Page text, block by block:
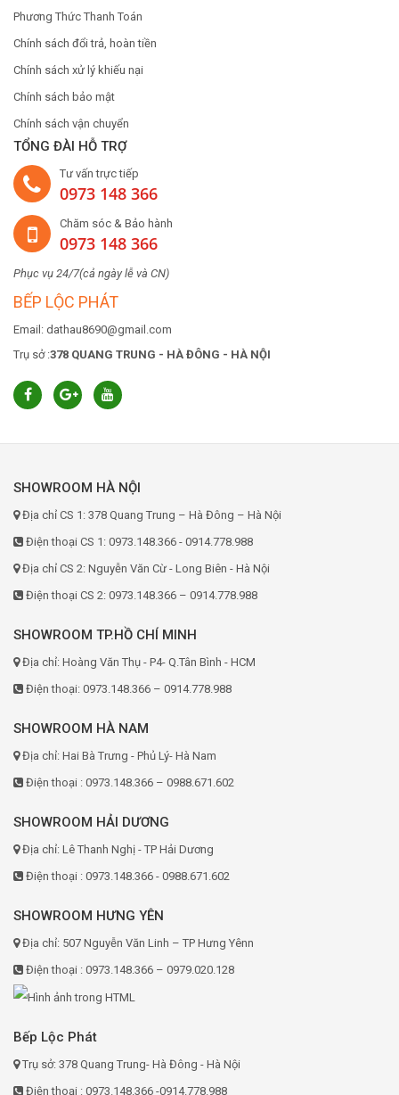
Phương Thức Thanh Toán
Chính sách đổi trả, hoàn tiền
Chính sách xử lý khiếu nại
Chính sách bảo mật
Chính sách vận chuyển
TỔNG ĐÀI HỖ TRỢ
Tư vấn trực tiếp
0973 148 366
Chăm sóc & Bảo hành
0973 148 366
Phục vụ 24/7(cả ngày lễ và CN)
BẾP LỘC PHÁT
Email: dathau8690@gmail.com
Trụ sở :378 QUANG TRUNG - HÀ ĐÔNG - HÀ NỘI
SHOWROOM HÀ NỘI
Địa chỉ CS 1: 378 Quang Trung – Hà Đông – Hà Nội
Điện thoại CS 1: 0973.148.366 - 0914.778.988
Địa chỉ CS 2: Nguyễn Văn Cừ - Long Biên - Hà Nội
Điện thoại CS 2: 0973.148.366 – 0914.778.988
SHOWROOM TP.HỒ CHÍ MINH
Địa chỉ: Hoàng Văn Thụ - P4- Q.Tân Bình - HCM
Điện thoại: 0973.148.366 – 0914.778.988
SHOWROOM HÀ NAM
Địa chỉ: Hai Bà Trưng - Phủ Lý- Hà Nam
Điện thoại : 0973.148.366 – 0988.671.602
SHOWROOM HẢI DƯƠNG
Địa chỉ: Lê Thanh Nghị - TP Hải Dương
Điện thoại : 0973.148.366 - 0988.671.602
SHOWROOM HƯNG YÊN
Địa chỉ: 507 Nguyễn Văn Linh – TP Hưng Yênn
Điện thoại : 0973.148.366 – 0979.020.128
Bếp Lộc Phát
Trụ sở: 378 Quang Trung- Hà Đông - Hà Nội
Điện thoại : 0973.148.366 -0914.778.988